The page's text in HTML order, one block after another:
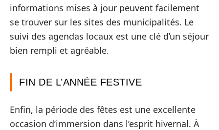
informations mises à jour peuvent facilement
se trouver sur les sites des municipalités. Le
suivi des agendas locaux est une clé d’un séjour
bien rempli et agréable.
FIN DE L’ANNÉE FESTIVE
Enfin, la période des fêtes est une excellente
occasion d’immersion dans l’esprit hivernal. À